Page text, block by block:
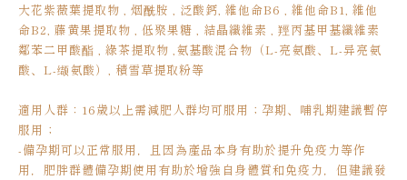
大花紫薇葉提取物 , 烟酰胺 , 泛酸鈣, 維他命B6 , 維他命B1, 維他
命B2, 藤黄果提取物 , 低聚果糖 , 結晶纖維素 , 羥丙基甲基纖維素
鄰苯二甲酸酯 , 綠茶提取物 ,氨基酸混合物（L-亮氨酸、L-异亮氨
酸、L-缬氨酸）, 積雪草提取粉等
適用人群：16歲以上需減肥人群均可服用；孕期、哺乳期建議暫停
服用；
-備孕期可以正常服用，且因為產品本身有助於提升免疫力等作
用，肥胖群體備孕期使用有助於增強自身體質和免疫力，但建議發